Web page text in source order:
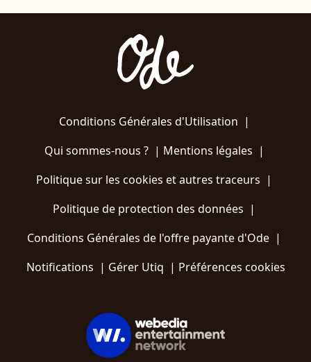
Conditions Générales d'Utilisation |
Qui sommes-nous ?| Mentions légales |
Politique sur les cookies et autres traceurs |
Politique de protection des données |
Conditions Générales de l'offre payante d'Ode |
Notifications | Gérer Utiq | Préférences cookies